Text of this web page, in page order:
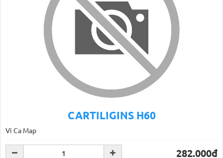
CARTILIGINS H60
Vi Ca Map
282.000đ